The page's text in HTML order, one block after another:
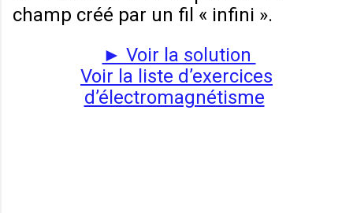
champ créé par un fil « infini ».
► Voir la solution
Voir la liste d’exercices
d’électromagnétisme